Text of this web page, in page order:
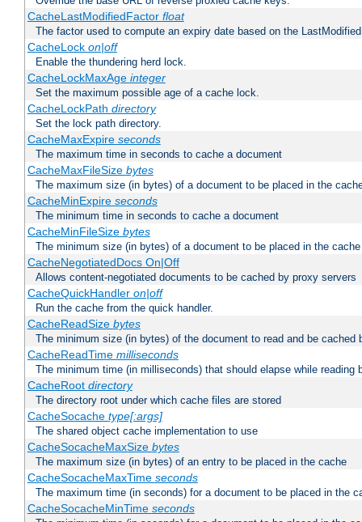
CacheLastModifiedFactor float
The factor used to compute an expiry date based on the
CacheLock on|off
Enable the thundering herd lock.
CacheLockMaxAge integer
Set the maximum possible age of a cache lock.
CacheLockPath directory
Set the lock path directory.
CacheMaxExpire seconds
The maximum time in seconds to cache a document
CacheMaxFileSize bytes
The maximum size (in bytes) of a document to be placed in the
CacheMinExpire seconds
The minimum time in seconds to cache a document
CacheMinFileSize bytes
The minimum size (in bytes) of a document to be placed in the cache
CacheNegotiatedDocs On|Off
Allows content-negotiated documents to be cached by proxy servers
CacheQuickHandler on|off
Run the cache from the quick handler.
CacheReadSize bytes
The minimum size (in bytes) of the document to read and be cached
CacheReadTime milliseconds
The minimum time (in milliseconds) that should elapse while reading
CacheRoot directory
The directory root under which cache files are stored
CacheSocache type[:args]
The shared object cache implementation to use
CacheSocacheMaxSize bytes
The maximum size (in bytes) of an entry to be placed in the cache
CacheSocacheMaxTime seconds
The maximum time (in seconds) for a document to be placed in the
CacheSocacheMinTime seconds